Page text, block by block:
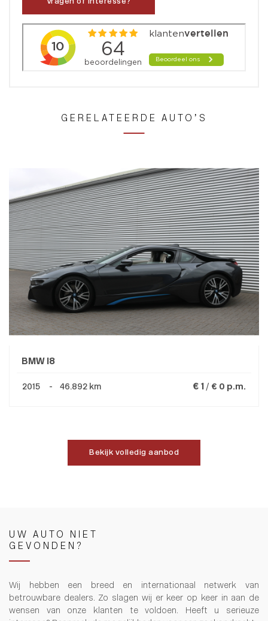
GERELATEERDE AUTO’S
BMW I8
2015 - 46.892 km € 1 / € 0 p.m.
Bekijk volledig aanbod
UW AUTO NIET
GEVONDEN?
Wij hebben een breed en internationaal netwerk van
betrouwbare dealers. Zo slagen wij er keer op keer in aan de
wensen van onze klanten te voldoen. Heeft u serieuze